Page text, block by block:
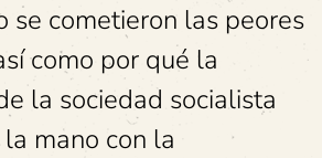
se cometieron las peores
como por qué la
la sociedad socialista
mano con la